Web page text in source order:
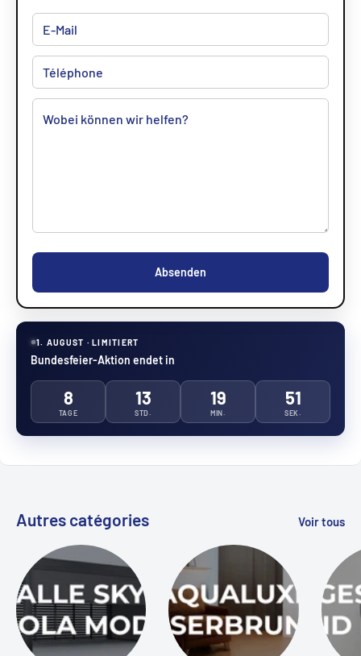
Absenden
1. AUGUST · LIMITIERT
Bundesfeier-Aktion endet in
8
TAGE
13
STD.
19
MIN.
50
SEK.
Autres catégories Voir tous